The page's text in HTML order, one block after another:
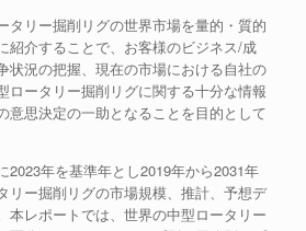
タリー掘削リグの世界市場を量的・質的
紹介することで、お客様のビジネス/成
状況の把握、現在の市場における自社の
ロータリー掘削リグに関する十分な情報
意思決定の一助となることを目的として
2023年を基準年とし2019年から2031年
リー掘削リグの市場規模、推計、予想デ
本レポートでは、世界の中型ロータリー